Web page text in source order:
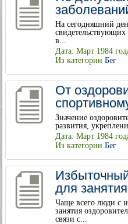
На сегодняшний
в...
Дата: Март 1984
Из категории Бег
От
Значение
развития,
Дата: Март 1984
Из категории Бег
для
Чаще всего люди с
занятия
связи с...